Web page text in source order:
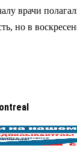
врачи
но в